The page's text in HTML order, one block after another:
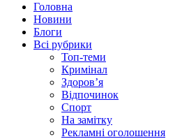
Головна
Новини
Блоги
Всі рубрики
Топ-теми
Кримінал
Здоров’я
Відпочинок
Спорт
На замітку
Рекламні оголошення